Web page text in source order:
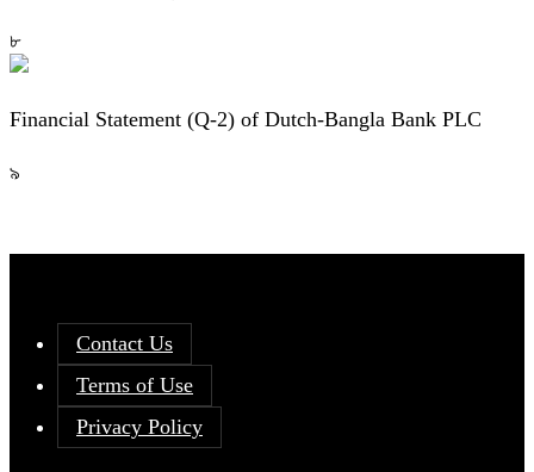
৮
Financial Statement (Q-2) of Dutch-Bangla Bank PLC
৯
Contact Us
Terms of Use
Privacy Policy